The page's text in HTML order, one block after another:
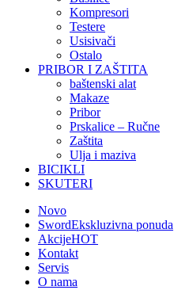
Kompresori
Testere
Usisivači
Ostalo
PRIBOR I ZAŠTITA
baštenski alat
Makaze
Pribor
Prskalice – Ručne
Zaštita
Ulja i maziva
BICIKLI
SKUTERI
Novo
SwordEkskluzivna ponuda
AkcijeHOT
Kontakt
Servis
O nama